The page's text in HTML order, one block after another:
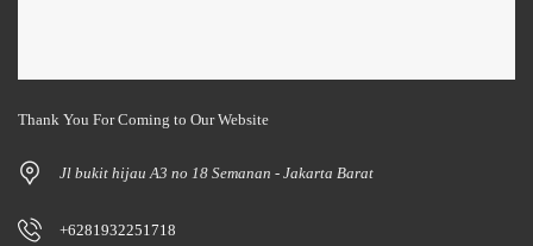
Thank You For Coming to Our Website
Jl bukit hijau A3 no 18 Semanan - Jakarta Barat
+6281932251718